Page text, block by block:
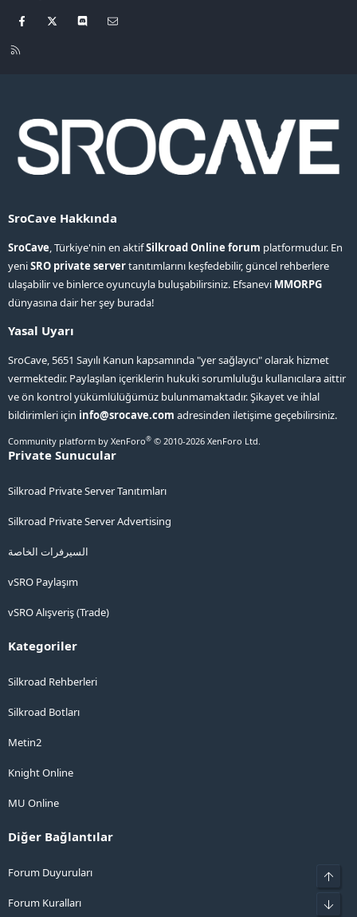
Facebook Discord
R
SroCave Hakkında
SroCave, Türkiye'nin en aktifSilkroad Online forum platformudur. En
yeniSRO private servertanıtımlarını keşfedebilir, güncel rehberlere
ulaşabilir ve binlerce oyuncuyla buluşabilirsiniz. Efsanevi MMORPG
dünyasına dair her şey burada!
Yasal Uyarı
SroCave, 5651 Sayılı Kanun kapsamında "yer sağlayıcı" olarak hizmet
vermektedir. Paylaşılan içeriklerin hukuki sorumluluğu kullanıcılara aittir
ve ön kontrol yükümlülüğümüz bulunmamaktadır. Şikayet ve ihlal
bildirimleri için info@srocave.com adresinden iletişime geçebilirsiniz.
Community platform by XenForo® © 2010-2026 XenForo Ltd.
Private Sunucular
Silkroad Private Server Tanıtımları
Silkroad Private Server Advertising
السيرفرات الخاصة
vSRO Paylaşım
vSRO Alışveriş (Trade)
Kategoriler
Silkroad Rehberleri
Silkroad Botları
Metin2
Knight Online
MU Online
Diğer Bağlantılar
Forum Duyuruları
Forum Kuralları